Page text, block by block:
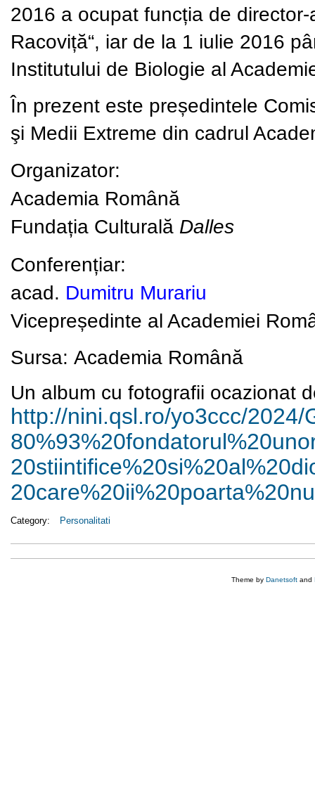
2016 a ocupat funcția de
Racoviță“, iar de la 1 iulie 2016
Institutului de Biologie al
În prezent este președintele
şi Medii Extreme din cadrul
Organizator:
Academia Română
Fundația Culturală Dalles
Conferențiar:
acad. Dumitru Murariu
Vicepreședinte al Academiei
Sursa: Academia Română
Un album cu fotografii ocazionat
http://nini.qsl.ro/yo3ccc/2024/
20stiintifice%20si%20al%
Category: Personalitati
Theme by Danetsoft and